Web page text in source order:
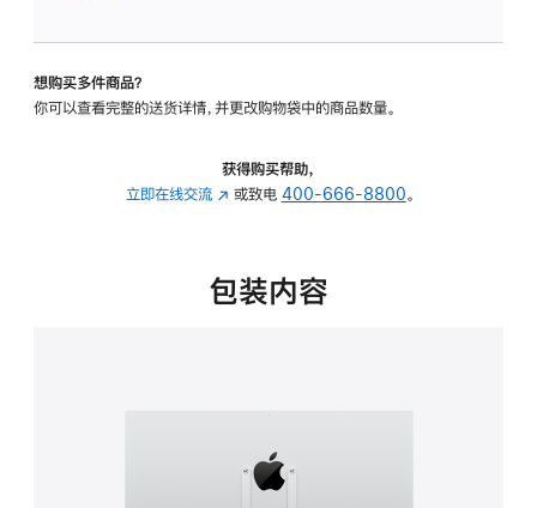
转
的
想购买多件商品？
你可以查看完整的送货详情，并更改购物袋中的商品数量。
获得购买帮助，
立即在线交流 (在
中
或致电 400-666-8800。
包装内容